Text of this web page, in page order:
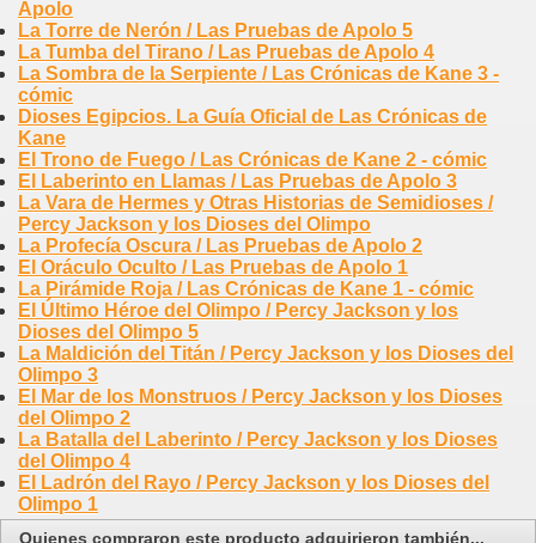
Apolo
La Torre de Nerón / Las Pruebas de Apolo 5
La Tumba del Tirano / Las Pruebas de Apolo 4
La Sombra de la Serpiente / Las Crónicas de Kane 3 -
cómic
Dioses Egipcios. La Guía Oficial de Las Crónicas de
Kane
El Trono de Fuego / Las Crónicas de Kane 2 - cómic
El Laberinto en Llamas / Las Pruebas de Apolo 3
La Vara de Hermes y Otras Historias de Semidioses /
Percy Jackson y los Dioses del Olimpo
La Profecía Oscura / Las Pruebas de Apolo 2
El Oráculo Oculto / Las Pruebas de Apolo 1
La Pirámide Roja / Las Crónicas de Kane 1 - cómic
El Último Héroe del Olimpo / Percy Jackson y los
Dioses del Olimpo 5
La Maldición del Titán / Percy Jackson y los Dioses del
Olimpo 3
El Mar de los Monstruos / Percy Jackson y los Dioses
del Olimpo 2
La Batalla del Laberinto / Percy Jackson y los Dioses
del Olimpo 4
El Ladrón del Rayo / Percy Jackson y los Dioses del
Olimpo 1
Quienes compraron este producto adquirieron también...